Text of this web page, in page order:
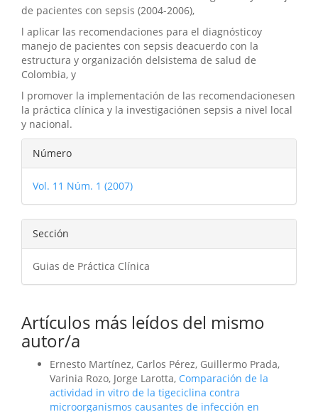
de pacientes con sepsis (2004-2006),
l aplicar las recomendaciones para el diagnósticoy
manejo de pacientes con sepsis deacuerdo con la
estructura y organización delsistema de salud de
Colombia, y
l promover la implementación de las recomendacionesen
la práctica clínica y la investigaciónen sepsis a nivel local
y nacional.
Detalles
del
artículo
Número
Vol. 11 Núm. 1 (2007)
Sección
Guias de Práctica Clínica
Artículos más leídos del mismo
autor/a
Ernesto Martínez, Carlos Pérez, Guillermo Prada,
Varinia Rozo, Jorge Larotta, Comparación de la
actividad in vitro de la tigeciclina contra
microorganismos causantes de infección en